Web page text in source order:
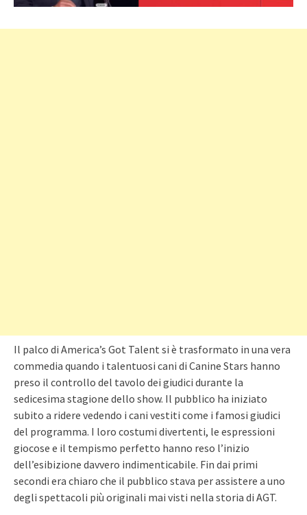
Il palco di America’s Got Talent si è trasformato in una vera
commedia quando i talentuosi cani di Canine Stars hanno
preso il controllo del tavolo dei giudici durante la
sedicesima stagione dello show. Il pubblico ha iniziato
subito a ridere vedendo i cani vestiti come i famosi giudici
del programma. I loro costumi divertenti, le espressioni
giocose e il tempismo perfetto hanno reso l’inizio
dell’esibizione davvero indimenticabile. Fin dai primi
secondi era chiaro che il pubblico stava per assistere a uno
degli spettacoli più originali mai visti nella storia di AGT.